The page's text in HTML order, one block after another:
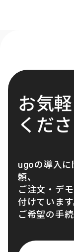
お気
くだ
ugoの導入に
頼、
ご注文・デ
付けています
ご希望の手